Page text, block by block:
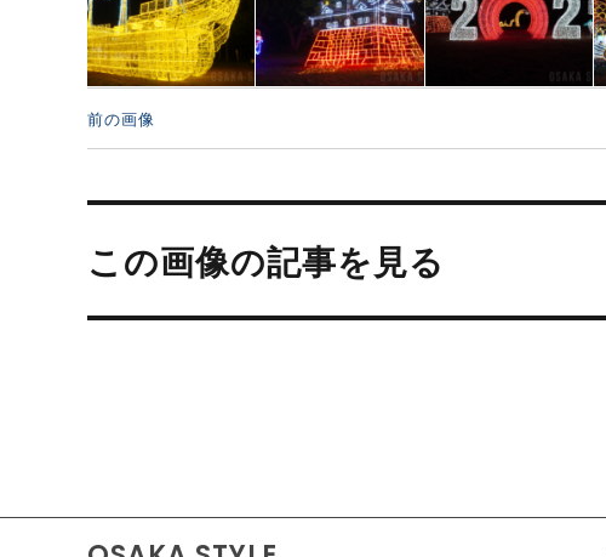
前の画像
投
ナ
ビ
ー
この画像の記事を見る